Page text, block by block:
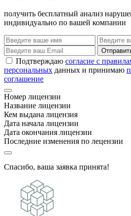
получить бесплатный анализ
индивидуально по вашей компании
Подтверждаю согласие с
персональных данных и принимаю
соглашение
Номер лицензии
Название лицензии
Кем выдана лицензия
Дата начала лицензии
Дата окончания лицензии
Последние изменения по лецензии
Спасибо, ваша заявка принята!